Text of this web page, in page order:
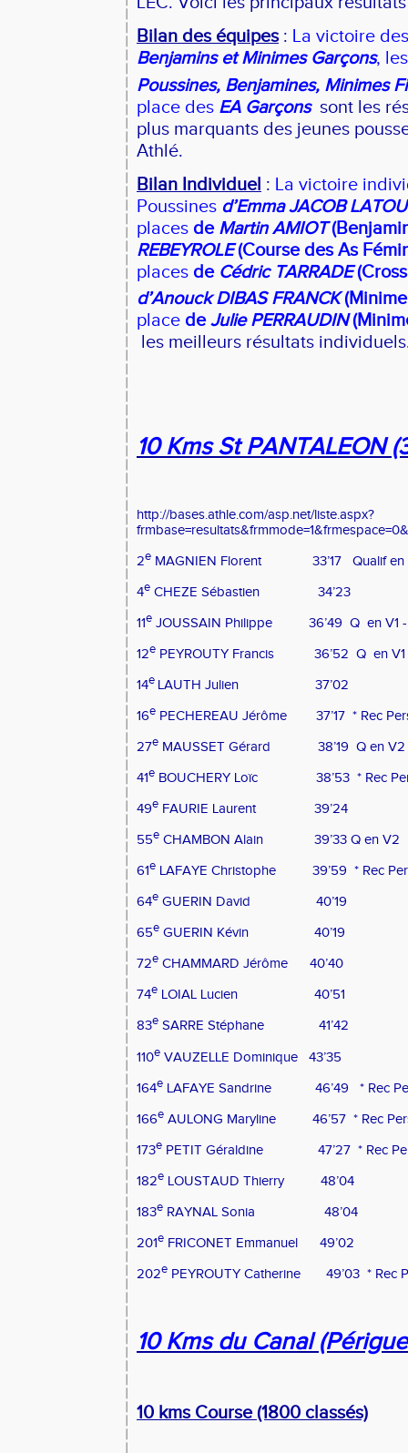
Bilan des équipes: La victoire
Benjamins et Minimes Garçons,
Poussines, Benjamines, Minimes
place des EA Garçons sont les
plus marquants des jeunes
Athlé.
Bilan Individuel : La victoire
Poussines d’Emma JACOB
places de Martin AMIOT
REBEYROLE(Course des As
places de Cédric TARRADE
d’Anouck DIBAS FRANCK
place deJulie PERRAUDIN
les meilleurs résultats
10 Kms St PANTALEON
http://bases.athle.com/asp.net/liste.aspx?
2e MAGNIEN Florent 33’17 Qualif en
4e CHEZE Sébastien 34’23
11e JOUSSAIN Philippe 36’49 Q en V1
12e PEYROUTY Francis 36’52 Q en V1
14e LAUTH Julien 37’02
16e PECHEREAU Jérôme 37’17 * Rec
27e MAUSSET Gérard 38’19 Q en V2
41e BOUCHERY Loïc 38’53 * Rec
49e FAURIE Laurent 39’24
55e CHAMBON Alain 39’33 Q en V2
61e LAFAYE Christophe 39’59 * Rec
64e GUERIN David 40’19
65e GUERIN Kévin 40’19
72e CHAMMARD Jérôme 40’40
74e LOIAL Lucien 40’51
83e SARRE Stéphane 41’42
110e VAUZELLE Dominique 43’35
164e LAFAYE Sandrine 46’49 * Rec
166e AULONG Maryline 46’57 * Rec
173e PETIT Géraldine 47’27 * Rec
182e LOUSTAUD Thierry 48’04
183e RAYNAL Sonia 48’04
201e FRICONET Emmanuel 49’02
202e PEYROUTY Catherine 49’03 * Rec
10 Kms du Canal
10 kms Course (1800 classés)